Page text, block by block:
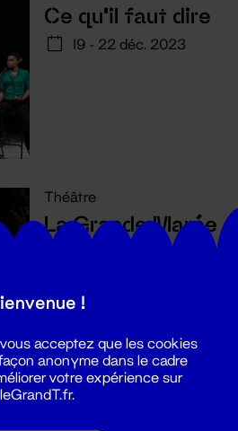
Ce qu'il faut dire
19 - 22 déc. 2023
Théâtre
La Grande Marée
!
acceptez que les cookies
anonyme dans le cadre
votre expérience sur
leGrandT.fr.